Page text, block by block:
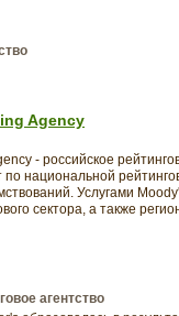
Agency
- российское
национальной
Услугами
сектора, а также
агентство